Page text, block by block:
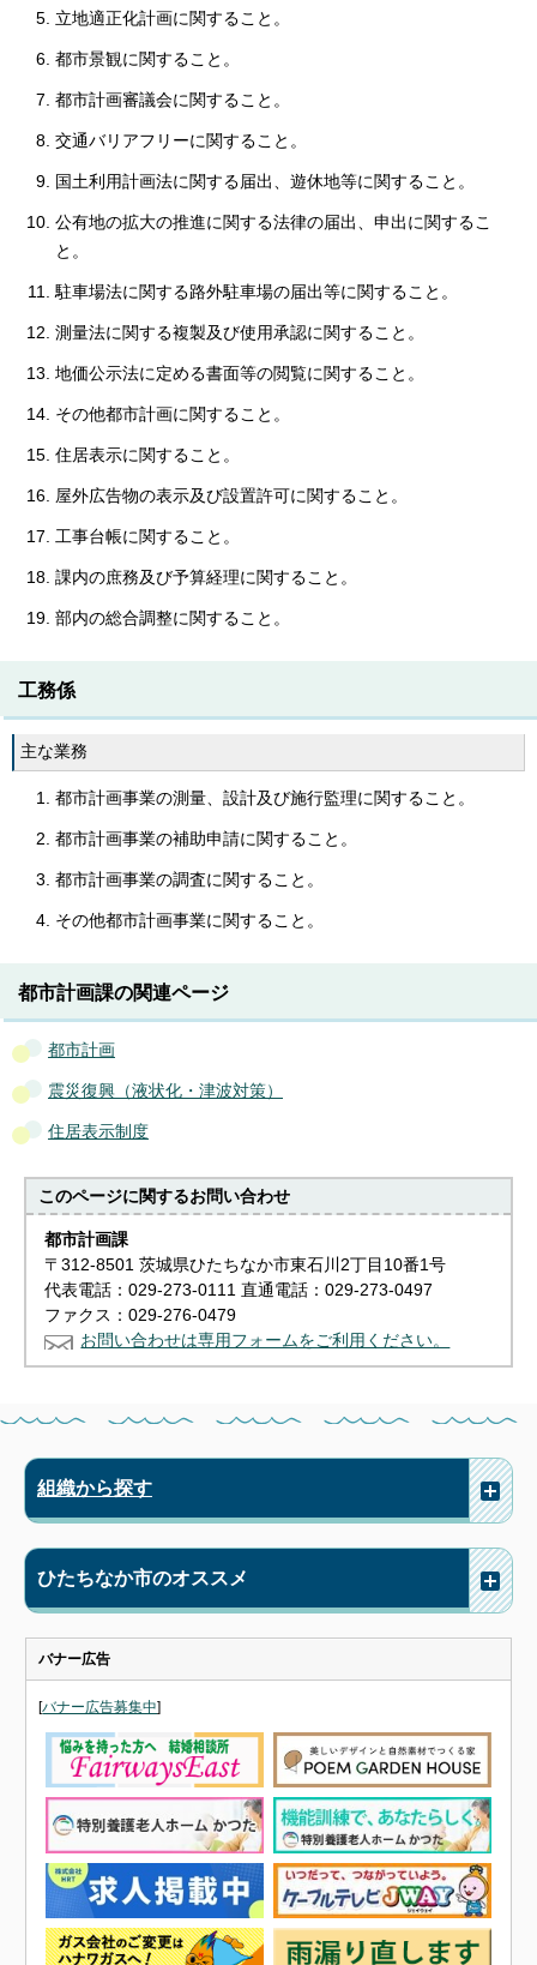
立地適正化計画に関すること。
都市景観に関すること。
都市計画審議会に関すること。
交通バリアフリーに関すること。
国土利用計画法に関する届出、遊休地等に関すること。
公有地の拡大の推進に関する法律の届出、申出に関するこ
と。
駐車場法に関する路外駐車場の届出等に関すること。
測量法に関する複製及び使用承認に関すること。
地価公示法に定める書面等の閲覧に関すること。
その他都市計画に関すること。
住居表示に関すること。
屋外広告物の表示及び設置許可に関すること。
工事台帳に関すること。
課内の庶務及び予算経理に関すること。
部内の総合調整に関すること。
工務係
主な業務
都市計画事業の測量、設計及び施行監理に関すること。
都市計画事業の補助申請に関すること。
都市計画事業の調査に関すること。
その他都市計画事業に関すること。
都市計画課の関連ページ
都市計画
震災復興（液状化・津波対策）
住居表示制度
このページに関するお問い合わせ
都市計画課
〒312-8501 茨城県ひたちなか市東石川2丁目10番1号
代表電話：029-273-0111 直通電話：029-273-0497
ファクス：029-276-0479
お問い合わせは専用フォームをご利用ください。
組織から探す
ひたちなか市のオススメ
バナー広告
[バナー広告募集中]